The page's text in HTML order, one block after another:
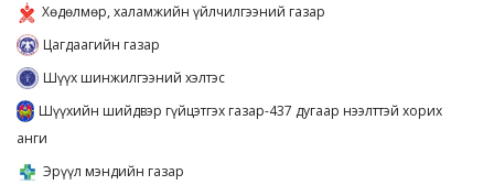
Хөдөлмөр, халамжийн үйлчилгээний газар
Цагдаагийн газар
Шүүх шинжилгээний хэлтэс
Шүүхийн шийдвэр гүйцэтгэх газар-437 дугаар нээлттэй хорих
анги
Эрүүл мэндийн газар